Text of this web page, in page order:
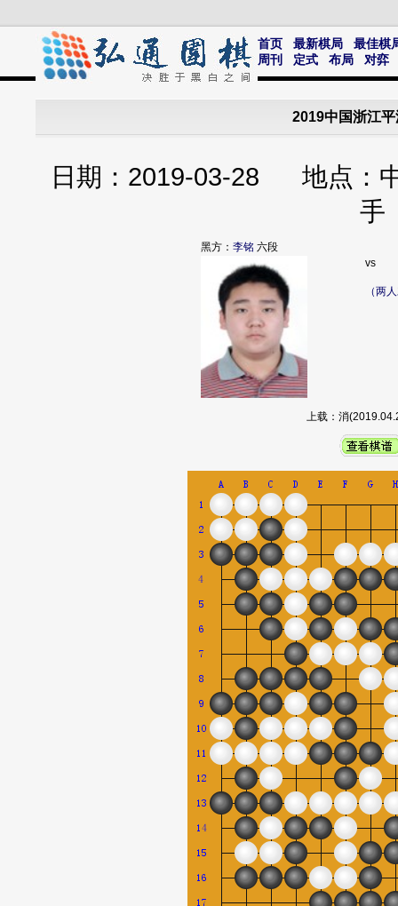
首页 最新棋局
最佳棋
周刊
定式 布局 对弈
2019中国浙江
日期：2019-03-28 地点
手
黑方： 李铭 六段
vs
（两
上载：消